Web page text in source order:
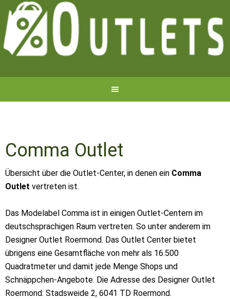
Comma Outlet
Übersicht über die Outlet-Center, in denen ein Comma
Outlet vertreten ist.
Das Modelabel Comma ist in einigen Outlet-Centern im
deutschsprachigen Raum vertreten. So unter anderem im
Designer Outlet Roermond. Das Outlet Center bietet
übrigens eine Gesamtfläche von mehr als 16.500
Quadratmeter und damit jede Menge Shops und
Schnäppchen-Angebote. Die Adresse des Designer Outlet
Roermond: Stadsweide 2, 6041 TD Roermond.